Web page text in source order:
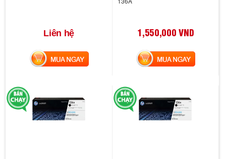
Liên hệ
MUA NGAY
1,550,000 VND
MUA NGAY